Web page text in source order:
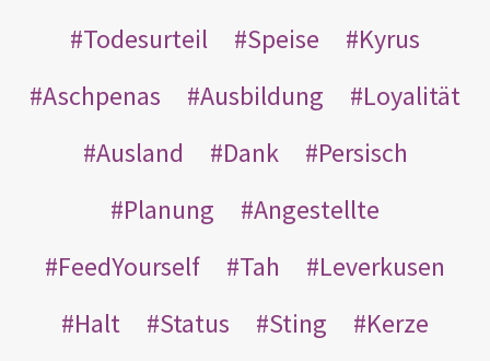
Todesurteil
Speise
Kyrus
Aschpenas
Ausbildung
Loyalität
Ausland
Dank
Persisch
Planung
Angestellte
FeedYourself
Tah
Leverkusen
Halt
Status Sting
Kerze